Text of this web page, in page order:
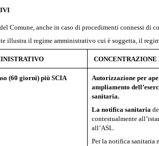
Comune, anche in caso di procedimenti connessi
illustra il regime amministrativo cui è soggetta, il
(60 giorni) più SCIA
Autorizzazione per
ampliamento
sanitaria.
La notifica sanitaria
contestualmente
all’ASL.
Per la notifica sanitaria